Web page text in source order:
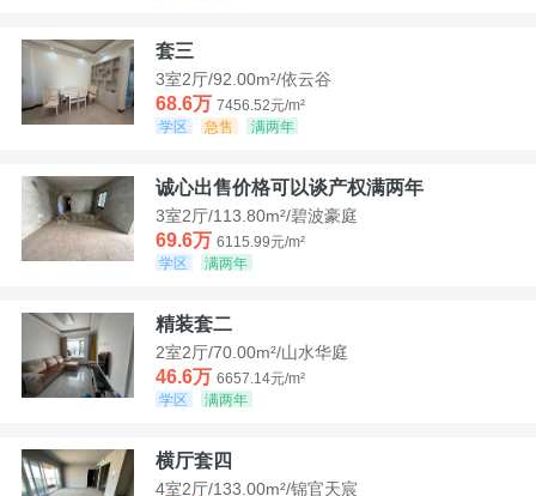
套三
3室2厅/92.00m²/依云谷
68.6万 7456.52元/m²
学区
急售 满两年
诚心出售价格可以谈产权满两年
3室2厅/113.80m²/碧波豪庭
69.6万 6115.99元/m²
学区
满两年
精装套二
2室2厅/70.00m²/山水华庭
46.6万 6657.14元/m²
学区
满两年
横厅套四
4室2厅/133.00m²/锦官天宸